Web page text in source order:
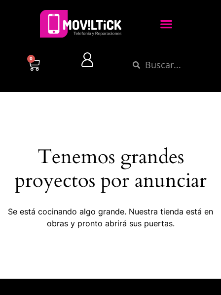
0
Tenemos grandes
proyectos por anunciar
Se está cocinando algo grande. Nuestra tienda está en
obras y pronto abrirá sus puertas.